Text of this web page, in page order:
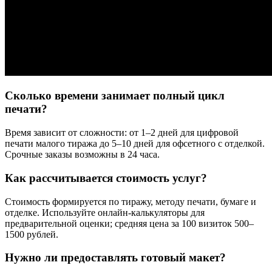
Сколько времени занимает полный цикл
печати?
Время зависит от сложности: от 1–2 дней для цифровой
печати малого тиража до 5–10 дней для офсетного с отделкой.
Срочные заказы возможны в 24 часа.
Как рассчитывается стоимость услуг?
Стоимость формируется по тиражу, методу печати, бумаге и
отделке. Используйте онлайн-калькуляторы для
предварительной оценки; средняя цена за 100 визиток 500–
1500 рублей.
Нужно ли предоставлять готовый макет?